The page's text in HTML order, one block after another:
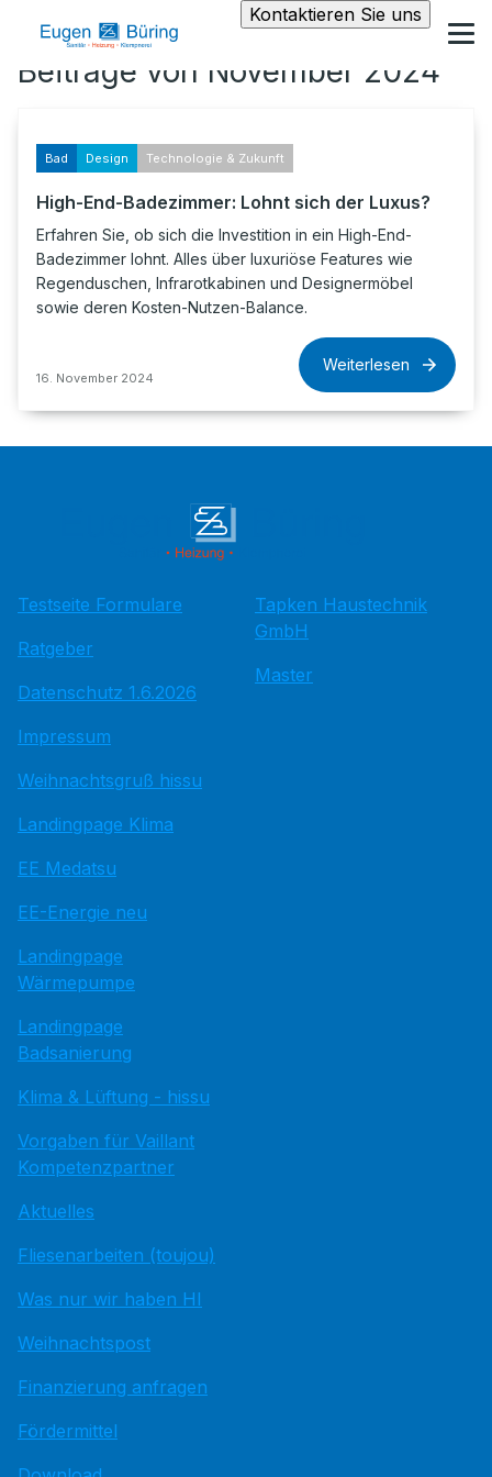
Kontaktieren Sie uns
Beiträge von November 2024
Bad Design Technologie & Zukunft
High-End-Badezimmer: Lohnt sich der Luxus?
Erfahren Sie, ob sich die Investition in ein High-End-
Badezimmer lohnt. Alles über luxuriöse Features wie
Regenduschen, Infrarotkabinen und Designermöbel
sowie deren Kosten-Nutzen-Balance.
16. November 2024
Weiterlesen
Testseite Formulare
Ratgeber
Datenschutz 1.6.2026
Impressum
Weihnachtsgruß hissu
Landingpage Klima
EE Medatsu
EE-Energie neu
Landingpage
Wärmepumpe
Landingpage
Badsanierung
Klima & Lüftung - hissu
Vorgaben für Vaillant
Kompetenzpartner
Aktuelles
Fliesenarbeiten (toujou)
Was nur wir haben HI
Weihnachtspost
Finanzierung anfragen
Fördermittel
Tapken Haustechnik
GmbH
Master